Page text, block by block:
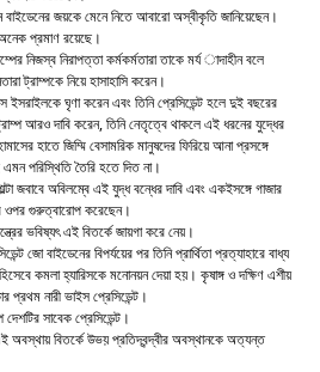
বাইডেনের জয়কে মেনে নিতে আবারো অস্বীকৃতি জানিয়েছেন।
প্রমাণ রয়েছে।
নিজস্ব নিরাপত্তা কর্মকর্মতারা তাকে মর্য াদাহীন বলে
ট্রাম্পকে নিয়ে হাসাহাসি করেন।
ইসরাইলকে ঘৃণা করেন এবং তিনি প্রেসিডেন্ট হলে দুই বছরের
আরও দাবি করেন, তিনি নেতৃত্বে থাকলে এই ধরনের যুদ্ধের
হাতে জিম্মি বেসামরিক মানুষদের ফিরিয়ে আনা প্রসঙ্গে
পরিস্থিতি তৈরি হতে দিত না।
জবাবে অবিলম্বে এই যুদ্ধ বন্ধের দাবি এবং একইসঙ্গে গাজার
ওপর গুরুত্বারোপ করেছেন।
ভবিষ্যৎ এই বিতর্কে জায়গা করে নেয়।
জো বাইডেনের বিপর্যয়ের পর তিনি প্রার্থিতা প্রত্যাহারে বাধ্য
কমলা হ্যারিসকে মনোনয়ন দেয়া হয়। কৃষাঙ্গ ও দক্ষিণ এশীয়
প্রথম নারী ভাইস প্রেসিডেন্ট।
সাবেক প্রেসিডেন্ট।
অবস্থায় বিতর্কে উভয় প্রতিদ্বন্দ্বীর অবস্থানকে অত্যন্ত